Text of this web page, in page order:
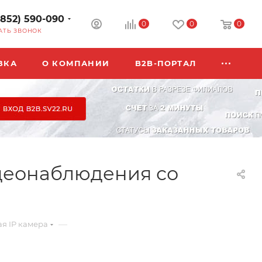
590-090
ЗВОНОК
0 0 0
О КОМПАНИИ B2B-ПОРТАЛ
со
IP камера —